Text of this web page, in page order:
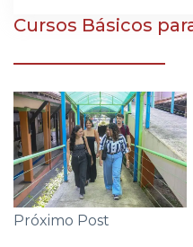
Cursos Básicos
Próximo Post